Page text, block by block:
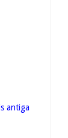
antiga